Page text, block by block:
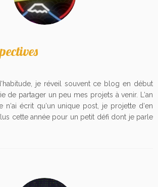
je réveil souvent ce blog en début
de partager un peu mes projets à venir. L‘an
n‘ai écrit qu‘un unique post, je projette d‘en
cette année pour un petit défi dont je parle